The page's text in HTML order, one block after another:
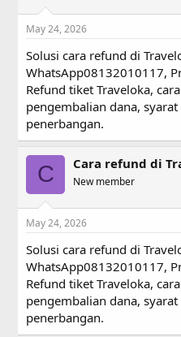
t
r
t
e
r
May 24, 2026
Solusi cara refund di
WhatsApp08132010117,
Refund tiket Traveloka,
pengembalian dana,
penerbangan.
C Cara refund di
New member
May 24, 2026
Solusi cara refund di
WhatsApp08132010117,
Refund tiket Traveloka,
pengembalian dana,
penerbangan.